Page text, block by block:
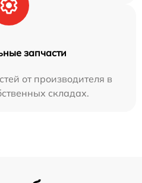
запчасти
от производителя в
складах.